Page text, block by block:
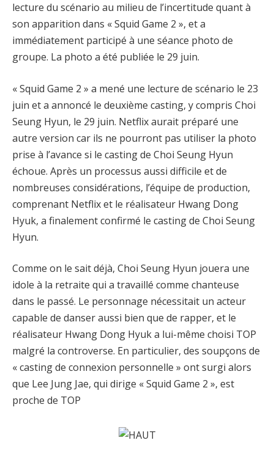
lecture du scénario au milieu de l’incertitude quant à
son apparition dans « Squid Game 2 », et a
immédiatement participé à une séance photo de
groupe. La photo a été publiée le 29 juin.
« Squid Game 2 » a mené une lecture de scénario le 23
juin et a annoncé le deuxième casting, y compris Choi
Seung Hyun, le 29 juin. Netflix aurait préparé une
autre version car ils ne pourront pas utiliser la photo
prise à l’avance si le casting de Choi Seung Hyun
échoue. Après un processus aussi difficile et de
nombreuses considérations, l’équipe de production,
comprenant Netflix et le réalisateur Hwang Dong
Hyuk, a finalement confirmé le casting de Choi Seung
Hyun.
Comme on le sait déjà, Choi Seung Hyun jouera une
idole à la retraite qui a travaillé comme chanteuse
dans le passé. Le personnage nécessitait un acteur
capable de danser aussi bien que de rapper, et le
réalisateur Hwang Dong Hyuk a lui-même choisi TOP
malgré la controverse. En particulier, des soupçons de
« casting de connexion personnelle » ont surgi alors
que Lee Jung Jae, qui dirige « Squid Game 2 », est
proche de TOP